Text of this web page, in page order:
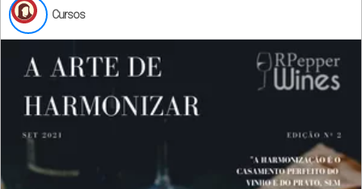
Cursos